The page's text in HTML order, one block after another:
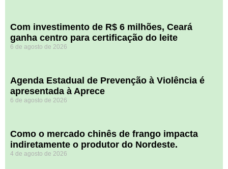
Com investimento de R$ 6 milhões, Ceará
ganha centro para certificação do leite
6 de agosto de 2026
Agenda Estadual de Prevenção à Violência é
apresentada à Aprece
6 de agosto de 2026
​Como o mercado chinês de frango impacta
indiretamente o produtor do Nordeste.
4 de agosto de 2026